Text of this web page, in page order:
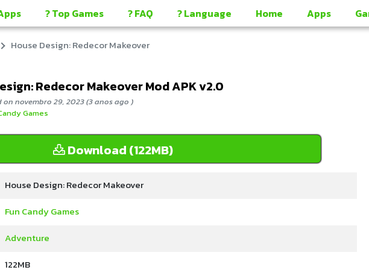
? Top Games ? FAQ ? Language Home Apps
House Design: Redecor Makeover
Redecor Makeover Mod APK v2.0
novembro 29, 2023 (3 anos ago )
Games
Download (122MB)
House Design: Redecor Makeover
Fun Candy Games
Adventure
122MB